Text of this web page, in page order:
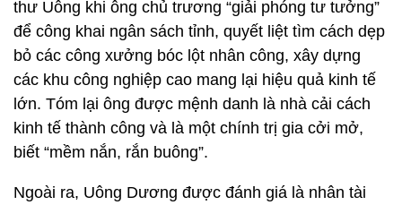
thư Uông khi ông chủ trương “giải phóng tư tưởng”
để công khai ngân sách tỉnh, quyết liệt tìm cách dẹp
bỏ các công xưởng bóc lột nhân công, xây dựng
các khu công nghiệp cao mang lại hiệu quả kinh tế
lớn. Tóm lại ông được mệnh danh là nhà cải cách
kinh tế thành công và là một chính trị gia cởi mở,
biết “mềm nắn, rắn buông”.
Ngoài ra, Uông Dương được đánh giá là nhân tài